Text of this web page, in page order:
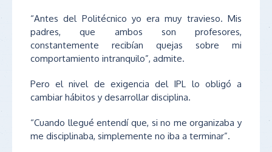
“Antes del Politécnico yo era muy travieso. Mis
padres, que ambos son profesores,
constantemente recibían quejas sobre mi
comportamiento intranquilo”, admite.
Pero el nivel de exigencia del IPL lo obligó a
cambiar hábitos y desarrollar disciplina.
“Cuando llegué entendí que, si no me organizaba y
me disciplinaba, simplemente no iba a terminar”.